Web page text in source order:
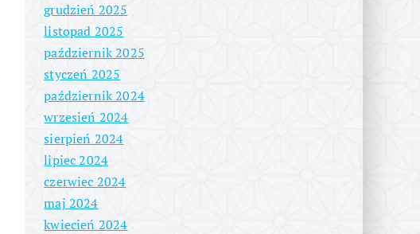
grudzień 2025
listopad 2025
październik 2025
styczeń 2025
październik 2024
wrzesień 2024
sierpień 2024
lipiec 2024
czerwiec 2024
maj 2024
kwiecień 2024